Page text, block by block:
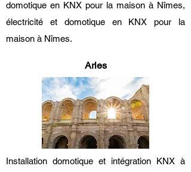
domotique en KNX pour la maison à Nîmes,
électricité et domotique en KNX pour la
maison à Nîmes.
Arles
Installation domotique et intégration KNX à